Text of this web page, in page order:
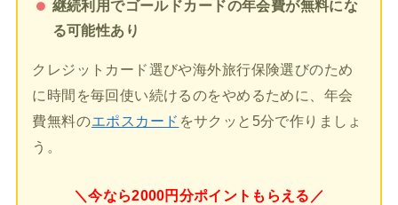
継続利用でゴールドカードの年会費が無料にな
る可能性あり
クレジットカード選びや海外旅行保険選びのため
に時間を毎回使い続けるのをやめるために、年会
費無料のエポスカード をサクッと5分で作りましょ
う。
＼今なら2000円分ポイントもらえる／